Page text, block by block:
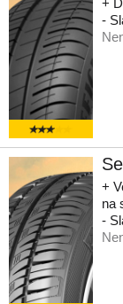
+
-
+
na
-